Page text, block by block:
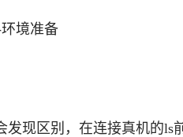
发现区别，在连接真机的ls